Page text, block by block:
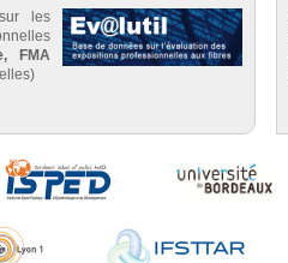
les
FMA